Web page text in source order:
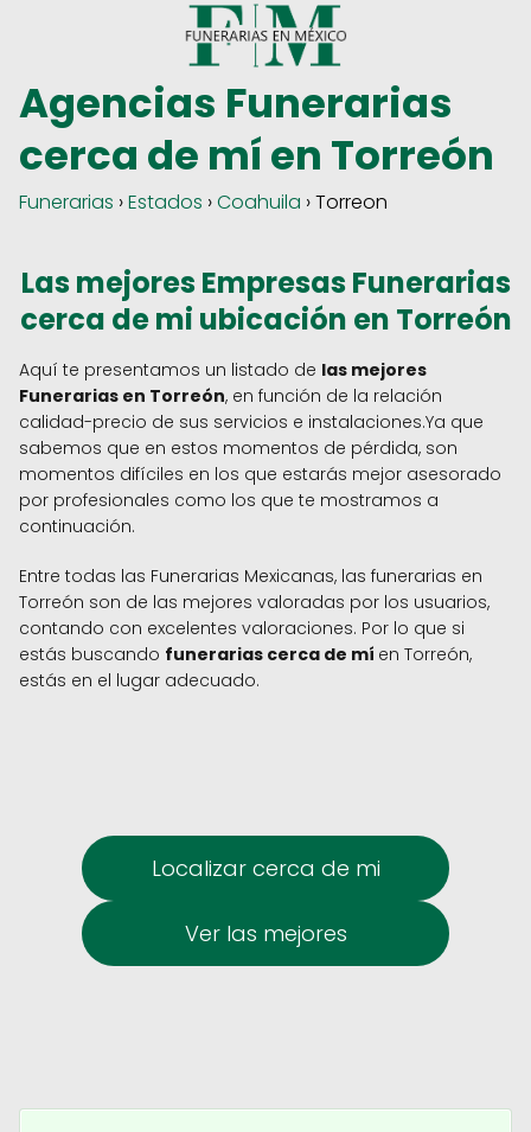
Agencias Funerarias
cerca de mí en Torreón
Funerarias ›Estados ›Coahuila › Torreon
Las mejores Empresas Funerarias
cerca de mi ubicación en Torreón
Aquí te presentamos un listado de las mejores
Funerarias en Torreón, en función de la relación
calidad-precio de sus servicios e instalaciones.Ya que
sabemos que en estos momentos de pérdida, son
momentos difíciles en los que estarás mejor asesorado
por profesionales como los que te mostramos a
continuación.
Entre todas las Funerarias Mexicanas, las funerarias en
Torreón son de las mejores valoradas por los usuarios,
contando con excelentes valoraciones. Por lo que si
estás buscando funerarias cerca de mí en Torreón,
estás en el lugar adecuado.
Localizar cerca de mi
Ver las mejores